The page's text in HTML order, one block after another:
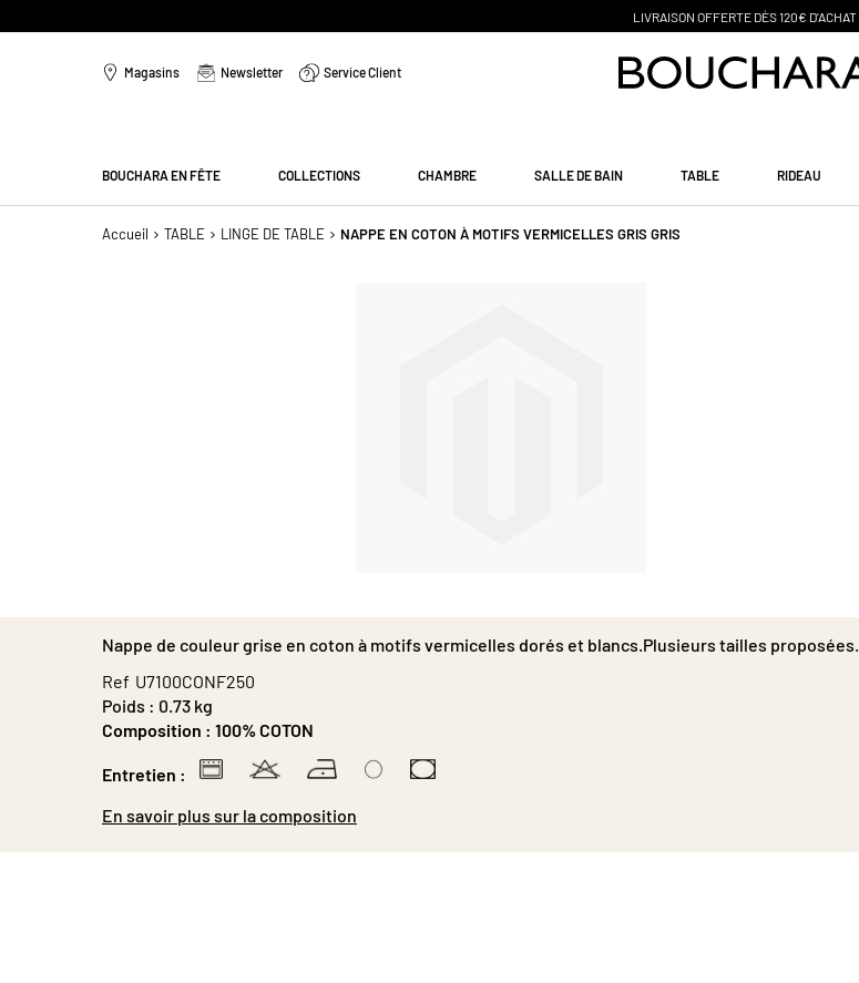
Magasins Newsletter Service Client
BOUCHARA EN FÊTE COLLECTIONS CHAMBRE SALLE DE BAIN TABLE RIDEAU
Accueil TABLE LINGE DE TABLE NAPPE EN COTON À MOTIFS VERMICELLES GRIS GRIS
de
Galerie
d’images
Nappe de couleur grise en coton à motifs vermicelles dorés et blancs.Plusieurs tailles proposées.
Ref U7100CONF250
Poids : 0.73 kg
Composition : 100% COTON
Entretien :
En savoir plus sur la composition